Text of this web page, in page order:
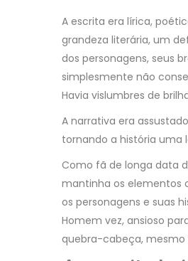
A escrita era lírica,
grandeza literária, um
dos personagens, seus
simplesmente não
Havia vislumbres de
A narrativa era
tornando a história uma
Como fã de longa data
mantinha os elementos
os personagens e suas
Homem vez, ansioso
quebra-cabeça,